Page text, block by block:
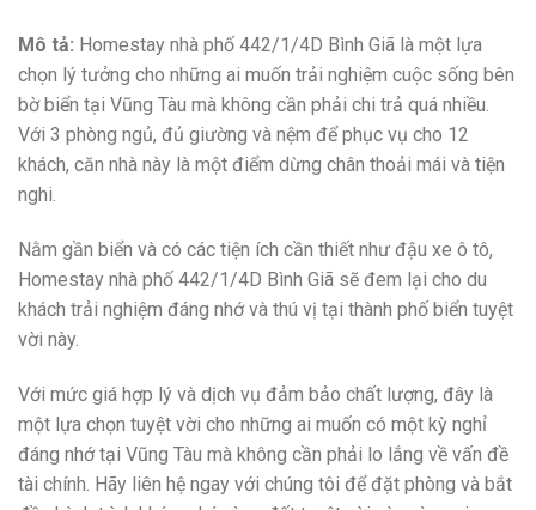
Mô tả: Homestay nhà phố 442/1/4D Bình Giã là một lựa
chọn lý tưởng cho những ai muốn trải nghiệm cuộc sống bên
bờ biển tại Vũng Tàu mà không cần phải chi trả quá nhiều.
Với 3 phòng ngủ, đủ giường và nệm để phục vụ cho 12
khách, căn nhà này là một điểm dừng chân thoải mái và tiện
nghi.
Nằm gần biển và có các tiện ích cần thiết như đậu xe ô tô,
Homestay nhà phố 442/1/4D Bình Giã sẽ đem lại cho du
khách trải nghiệm đáng nhớ và thú vị tại thành phố biển tuyệt
vời này.
Với mức giá hợp lý và dịch vụ đảm bảo chất lượng, đây là
một lựa chọn tuyệt vời cho những ai muốn có một kỳ nghỉ
đáng nhớ tại Vũng Tàu mà không cần phải lo lắng về vấn đề
tài chính. Hãy liên hệ ngay với chúng tôi để đặt phòng và bắt